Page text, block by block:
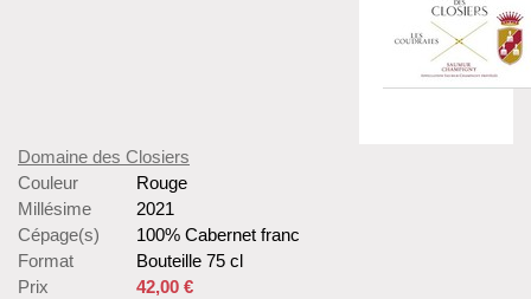
Domaine des Closiers
Couleur
Rouge
Millésime
2021
Cépage(s)
100% Cabernet franc
Format
Bouteille 75 cl
Prix
42,00 €